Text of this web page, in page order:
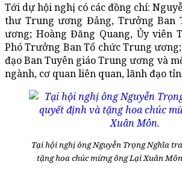
Tới dự hội nghị có các đồng chí:
thư Trung ương Đảng, Trưởng Ban
ương; Hoàng Đăng Quang, Ủy viên
Phó Trưởng Ban Tổ chức Trung
đạo Ban Tuyên giáo Trung ương và
ngành, cơ quan liên quan, lãnh đạo
Tại hội nghị ông Nguyễn Trọng Nghĩa
tặng hoa chúc mừng ông Lại Xuân